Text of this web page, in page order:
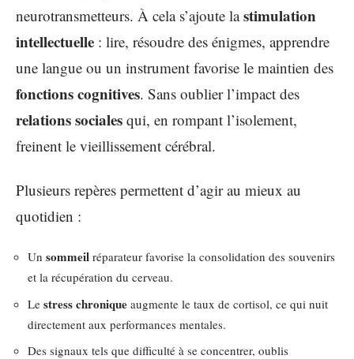
neurotransmetteurs. À cela s’ajoute lastimulation
intellectuelle : lire, résoudre des énigmes, apprendre
une langue ou un instrument favorise le maintien des
fonctions cognitives. Sans oublier l’impact des
relations sociales qui, en rompant l’isolement,
freinent le vieillissement cérébral.
Plusieurs repères permettent d’agir au mieux au
quotidien :
Un sommeil réparateur favorise la consolidation des souvenirs
et la récupération du cerveau.
Le stress chronique augmente le taux de cortisol, ce qui nuit
directement aux performances mentales.
Des signaux tels que difficulté à se concentrer, oublis